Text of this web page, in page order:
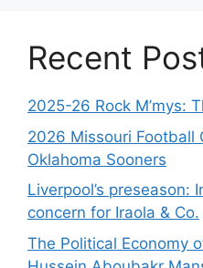
Recent
2025-26 Rock M’mys:
2026 Missouri Football
Oklahoma Sooners
Liverpool’s preseason:
concern for Iraola & Co.
The Political Economy